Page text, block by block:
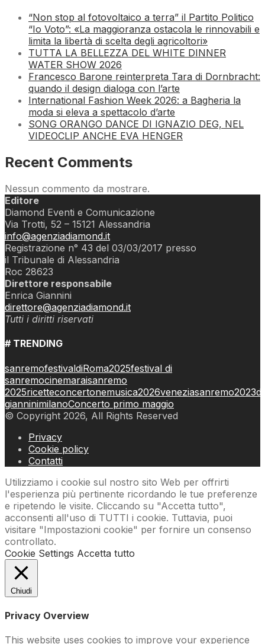
“Non stop al fotovoltaico a terra” il Partito Politico
“Io Voto”: «La maggioranza ostacola le rinnovabili e
limita la libertà di scelta degli agricoltori»
TUTTA LA BELLEZZA DEL WHITE DINNER
WATER SHOW 2026
Francesco Barone reinterpreta Tara di Dornbracht:
quando il design dialoga con l’arte
International Fashion Week 2026: a Bagheria la
moda si eleva a spettacolo d’arte
SONG ORANGO DANCE DI IGNAZIO DEG, NEL
VIDEOCLIP ANCHE EVA HENGER
Recent Comments
Nessun commento da mostrare.
Editore
Diamond Eventi e Comunicazione
Via Trotti, 52 – 15121 Alessandria
info@agenziadiamond.it
Registrazione n° 43 del 03/03/2017 presso
il Tribunale di Alessandria
Roc 28623
Direttore responsabile
Enrica Giannini
direttore@agenziadiamond.it
Tutti i diritti riservati
# TRENDING
sanremofestivaldiRoma2025festival di
sanremocinemaraisanremo
2025ricetteconcertonemusica2026veneziasanremo2023
gianninimilanoConcerto primo maggio
© Copyright 2026, All Rights Reserved
Privacy
Cookie policy
Contatti
Utilizziamo i cookie sul nostro sito Web per offrirti
l'esperienza più pertinente ricordando le tue preferenze
e ripetendo le visite. Cliccando su "Accetta tutto",
acconsenti all'uso di TUTTI i cookie. Tuttavia, puoi
visitare "Impostazioni cookie" per fornire un consenso
controllato.
Cookie Settings Accetta tutto
Chiudi
Privacy Overview
This website uses cookies to improve your experience